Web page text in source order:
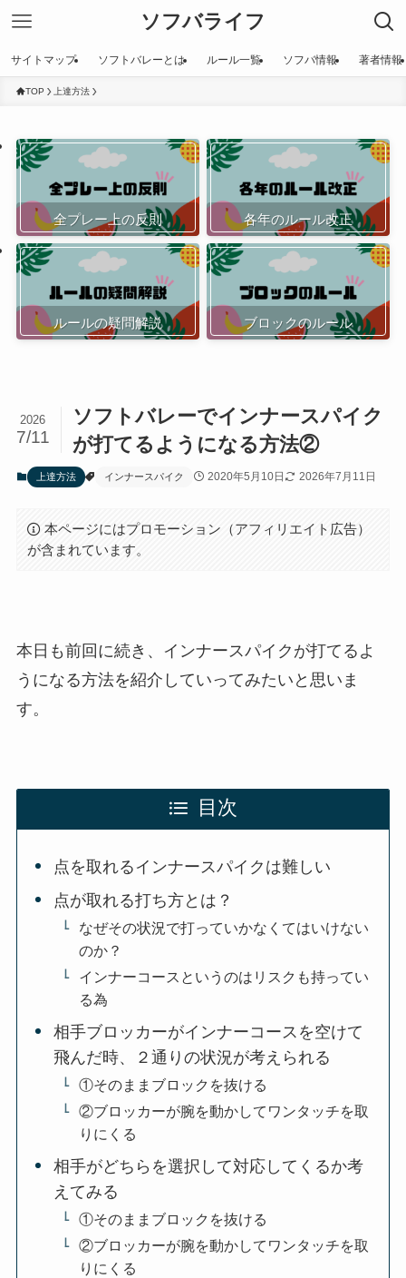
ソフバライフ
サイトマップ ソフトバレーとは ルール一覧 ソフバ情報 著者情報
TOP 上達方法
全プレー上の反則 各年のルール改正
ルールの疑問解説 ブロックのルール
ソフトバレーでインナースパイク
が打てるようになる方法②
2026
7/11
上達方法 インナースパイク 2020年5月10日 2026年7月11日
本ページにはプロモーション（アフィリエイト広告）
が含まれています。
本日も前回に続き、インナースパイクが打てるよ
うになる方法を紹介していってみたいと思いま
す。
目次
点を取れるインナースパイクは難しい
点が取れる打ち方とは？
なぜその状況で打っていかなくてはいけない
のか？
インナーコースというのはリスクも持ってい
る為
相手ブロッカーがインナーコースを空けて
飛んだ時、２通りの状況が考えられる
①そのままブロックを抜ける
②ブロッカーが腕を動かしてワンタッチを取
りにくる
相手がどちらを選択して対応してくるか考
えてみる
①そのままブロックを抜ける
②ブロッカーが腕を動かしてワンタッチを取
りにくる